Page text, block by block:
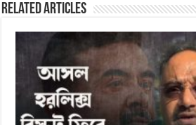
Related Articles